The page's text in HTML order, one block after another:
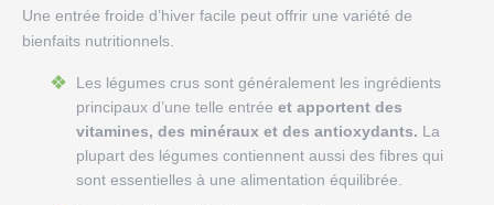
Une entrée froide d’hiver facile peut offrir une variété de
bienfaits nutritionnels.
Les légumes crus sont généralement les ingrédients
principaux d’une telle entrée et apportent des
vitamines, des minéraux et des antioxydants. La
plupart des légumes contiennent aussi des fibres qui
sont essentielles à une alimentation équilibrée.